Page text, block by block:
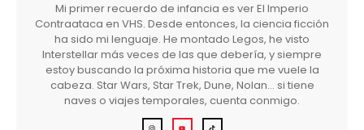
Mi primer recuerdo de infancia es ver El Imperio
Contraataca en VHS. Desde entonces, la ciencia ficción
ha sido mi lenguaje. He montado Legos, he visto
Interstellar más veces de las que debería, y siempre
estoy buscando la próxima historia que me vuele la
cabeza. Star Wars, Star Trek, Dune, Nolan… si tiene
naves o viajes temporales, cuenta conmigo.